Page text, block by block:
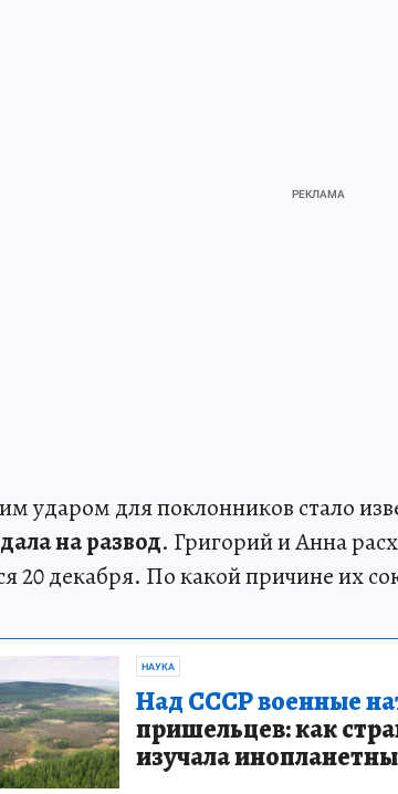
ударом для поклонников стало
на развод. Григорий и Анна
20 декабря. По какой причине их
НАУКА
Над СССР военные
пришельцев: как
изучала